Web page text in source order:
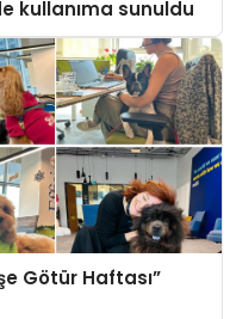
kullanıma sunuldu
Götür Haftası”